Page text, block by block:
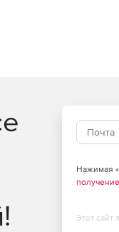
Нажимая
Этот сайт